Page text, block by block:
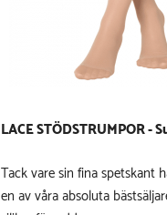
LACE STÖDSTRUMPOR -
Tack vare sin fina spetskant
en av våra absoluta